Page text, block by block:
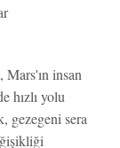
insan
hızlı yolu
gezegeni sera